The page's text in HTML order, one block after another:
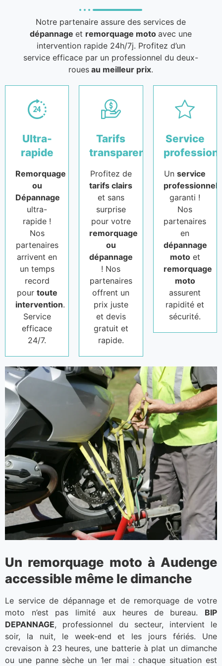
Notre partenaire assure des services de
dépannageet remorquage motoavec une
intervention rapide 24h/7j. Profitez d’un
service efficace par un professionnel du deux-
roues au meilleur prix.
Ultra-
rapide
Remorquage
ou
Dépannage
ultra-
rapide !
Nos
partenaires
arrivent en
un temps
record
pour toute
intervention.
Service
efficace
24/7.
Tarifs
transparents
Profitez de
tarifs clairs
et sans
surprise
pour votre
remorquage
ou
dépannage
! Nos
partenaires
offrent un
prix juste
et devis
gratuit et
rapide.
Service
Unservice
professionnel
garanti !
Nos
partenaires
en
dépannage
motoet
remorquage
moto
assurent
rapidité et
sécurité.
Un remorquage moto à Audenge
accessible même le dimanche
Le service de dépannage et de remorquage de votre
moto n’est pas limité aux heures de bureau. BIP
DEPANNAGE, professionnel du secteur, intervient le
soir, la nuit, le week-end et les jours fériés. Une
crevaison à 23 heures, une batterie à plat un dimanche
ou une panne sèche un 1er mai : chaque situation est